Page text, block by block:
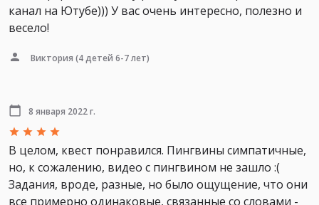
канал на Ютубе))) У вас очень интересно, полезно и
весело!
Виктория (4 детей 6-7 лет)
8 января 2022 г.
В целом, квест понравился. Пингвины симпатичные,
но, к сожалению, видео с пингвином не зашло :(
Задания, вроде, разные, но было ощущение, что они
все примерно одинаковые, связанные со словами -